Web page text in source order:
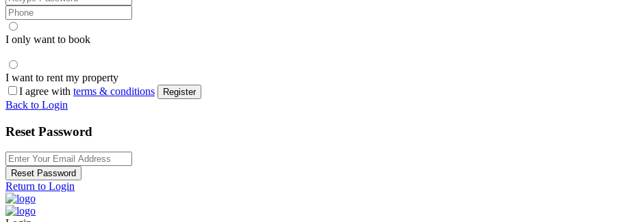
I only want to book
I want to rent my property
I agree with terms & conditions Register
Back to Login
Reset Password
Reset Password
Return to Login